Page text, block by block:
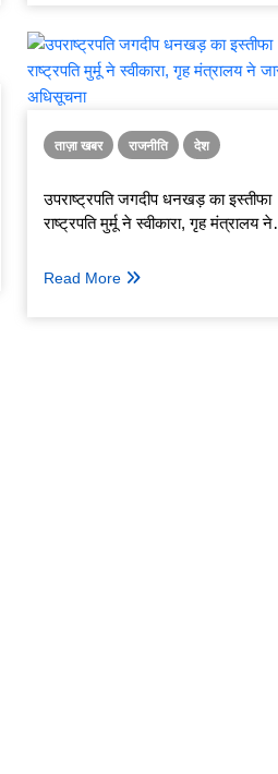
ताज़ा खबर राजनीति देश
उपराष्ट्रपति जगदीप धनखड़ का इस्तीफा
राष्ट्रपति मुर्मू ने स्वीकारा, गृह मंत्रालय ने
Read More